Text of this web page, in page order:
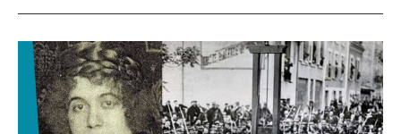
CONTRACEPTIVE
HOMMES,
SANS
HORMONE]